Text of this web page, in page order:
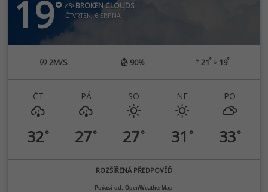
19° BROKEN CLOUDS
ČTVRTEK, 6 SRPNA
2M/S 90% 21° 19°
ČT
32°
PÁ
27°
SO
27°
NE
31 °
PO
33°
ROZŠÍŘENÁ PŘEDPOVĚĎ
Počasí od: OpenWeatherMap